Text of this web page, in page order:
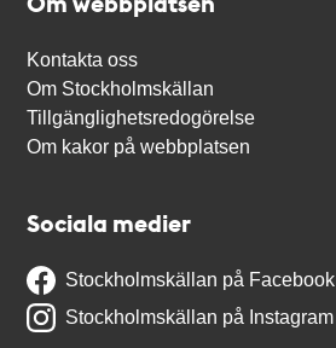
Kontakta oss
Om Stockholmskällan
Tillgänglighetsredogörelse
Om kakor på webbplatsen
Sociala medier
Stockholmskällan på Facebook
Stockholmskällan på Instagram